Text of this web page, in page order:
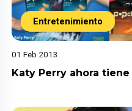
Entretenimiento
01 Feb 2013
Katy Perry ahora